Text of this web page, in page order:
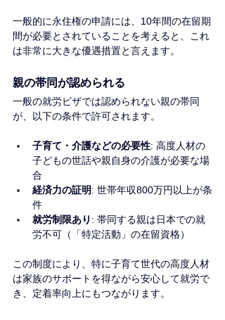
一般的に永住権の申請には、10年間の在留期
間が必要とされていることを考えると、これ
は非常に大きな優遇措置と言えます。
親の帯同が認められる
一般の就労ビザでは認められない親の帯同
が、以下の条件で許可されます。
子育て・介護などの必要性: 高度人材の
子どもの世話や親自身の介護が必要な場
合
経済力の証明: 世帯年収800万円以上が条
件
就労制限あり : 帯同する親は日本での就
労不可（「特定活動」の在留資格）
この制度により、特に子育て世代の高度人材
は家族のサポートを得ながら安心して就労で
き、定着率向上にもつながります。